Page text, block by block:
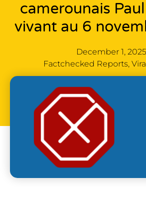
camerounais
vivant au 6
December 1, 2025
Factchecked Reports,